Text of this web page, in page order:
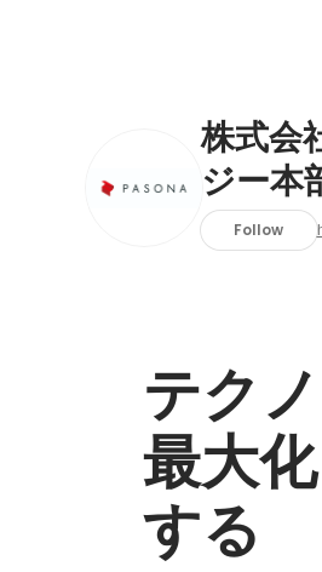
株式会
ジー本
Follow
テク
最大
する